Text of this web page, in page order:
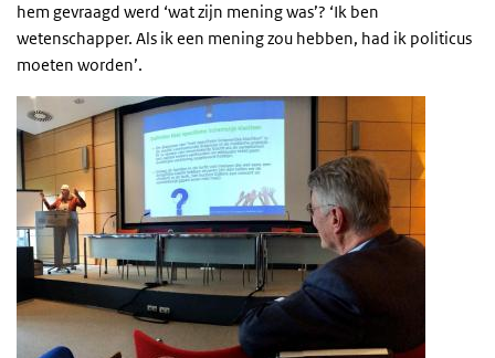
hem gevraagd werd ‘wat zijn mening was’? ‘Ik ben
wetenschapper. Als ik een mening zou hebben, had ik politicus
moeten worden’.